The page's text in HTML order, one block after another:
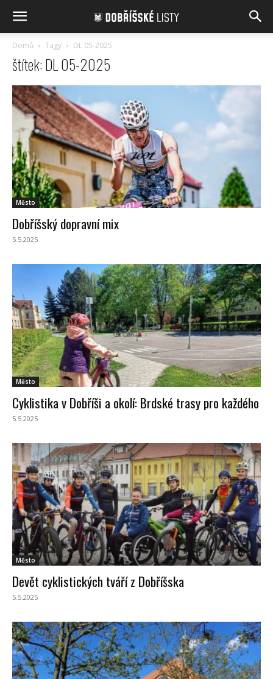
Domů Tagy DL 05-2025
štítek: DL 05-2025
Město
Dobříšský dopravní mix
5.5.2025
Město
Cyklistika v Dobříši a okolí: Brdské trasy pro každého
5.5.2025
Město
Devět cyklistických tváří z Dobříšska
5.5.2025